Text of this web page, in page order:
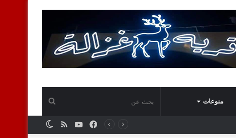
منوعات بحث
عن
ملخصيوتيوب
فيسبوك